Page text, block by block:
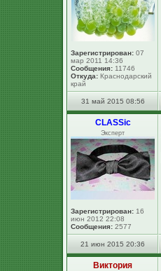
Зарегистрирован: 07
мар 2011 14:36
Сообщения: 11746
Откуда: Краснодарский
край
31 май 2015 08:56
CLASSic
Эксперт
Зарегистрирован: 16
июн 2012 22:08
Сообщения: 2577
21 июн 2015 20:36
Виктория